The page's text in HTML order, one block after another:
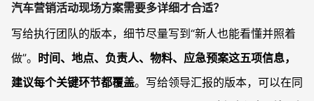
汽车营销活动现场方案需要多详细才合适？
写给执行团队的版本，细节尽量写到“新人也能看懂并照着
做”。 时间、地点、负责人、物料、应急预案这五项信息，
建议每个关键环节都覆盖。写给领导汇报的版本，可以在同